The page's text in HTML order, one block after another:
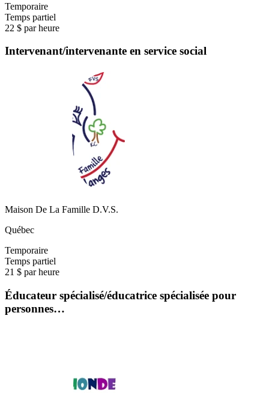
Temporaire
Temps partiel
22 $ par heure
Intervenant/intervenante en service social
Maison De La Famille D.V.S.
Québec
Temporaire
Temps partiel
21 $ par heure
Éducateur spécialisé/éducatrice spécialisée pour
personnes…